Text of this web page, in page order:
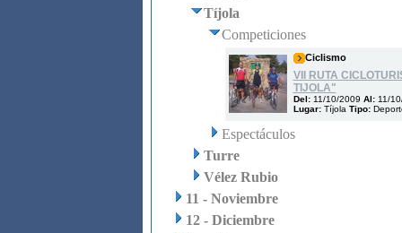
Tíjola
Competiciones
Ciclismo
VII RUTA
TIJOLA"
Del: 11/10/2009 Al: 11/
Lugar: Tíjola Tipo:
Espectáculos
Turre
Vélez Rubio
11 - Noviembre
12 - Diciembre